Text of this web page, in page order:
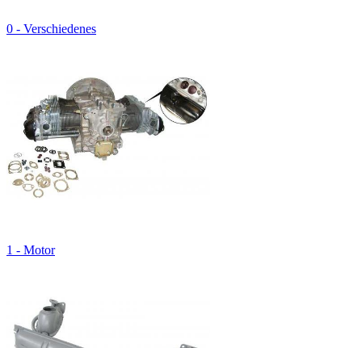
0 - Verschiedenes
1 - Motor